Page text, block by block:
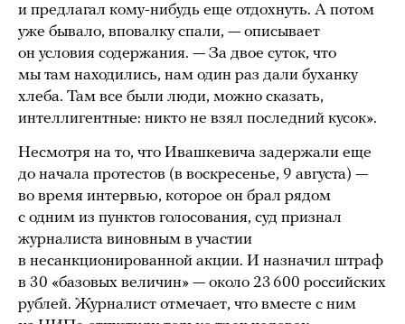
и предлагал кому-нибудь еще отдохнуть. А потом
уже бывало, вповалку спали, — описывает
он условия содержания. — За двое суток, что
мы там находились, нам один раз дали буханку
хлеба. Там все были люди, можно сказать,
интеллигентные: никто не взял последний кусок».
Несмотря на то, что Ивашкевича задержали еще
до начала протестов (в воскресенье, 9 августа) —
во время интервью, которое он брал рядом
с одним из пунктов голосования, суд признал
журналиста виновным в участии
в несанкционированной акции. И назначил штраф
в 30 «базовых величин» — около 23 600 российских
рублей. Журналист отмечает, что вместе с ним